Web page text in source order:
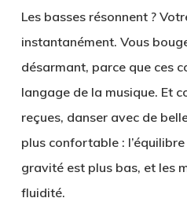
Les basses résonnent ?
instantanément. Vous
désarmant, parce que ces
langage de la musique. Et
reçues, danser avec de
plus confortable :
gravité est plus bas, et les
fluidité.